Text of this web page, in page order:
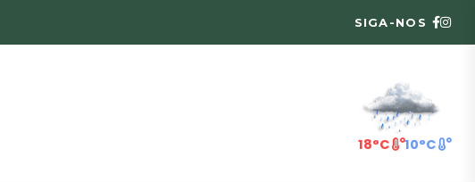
SIGA-NOS
18°C 10°C